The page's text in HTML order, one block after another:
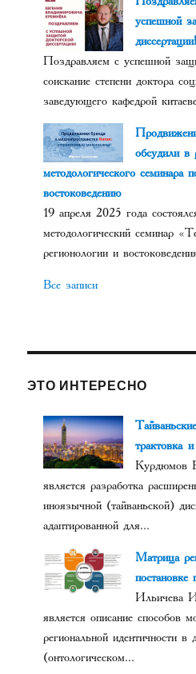
успешной
диссертации!
Поздравляем с успешной
соискание степени доктора
заведующего кафедрой
обсудили в
методологического семинара
востоковедению
19 апреля 2025 года
методологический семинар
регионологии и
Все записи
ЭТО ИНТЕРЕСНО
трактовка
Курдюмов
является разработка
иноязычной (тайваньской)
адаптированной для...
Матрица
постановке
Ильичева
является описание способов
региональной идентичности в
(онтологическом...